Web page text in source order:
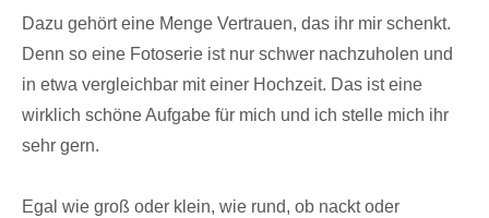
Dazu gehört eine Menge Vertrauen, das ihr mir schenkt.
Denn so eine Fotoserie ist nur schwer nachzuholen und
in etwa vergleichbar mit einer Hochzeit. Das ist eine
wirklich schöne Aufgabe für mich und ich stelle mich ihr
sehr gern.
Egal wie groß oder klein, wie rund, ob nackt oder